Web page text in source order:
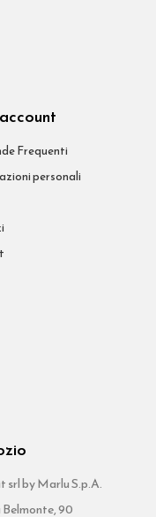
Frequenti
personali
srl by Marlu S.p.A.
90